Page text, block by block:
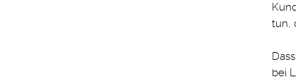
tun,
bei